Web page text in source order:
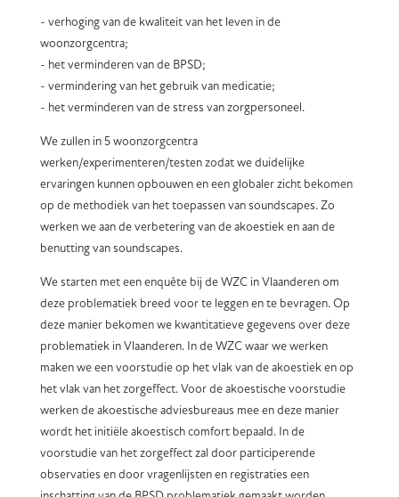
- verhoging van de kwaliteit van het leven in de
woonzorgcentra;
- het verminderen van de BPSD;
- vermindering van het gebruik van medicatie;
- het verminderen van de stress van zorgpersoneel.
We zullen in 5 woonzorgcentra
werken/experimenteren/testen zodat we duidelijke
ervaringen kunnen opbouwen en een globaler zicht bekomen
op de methodiek van het toepassen van soundscapes. Zo
werken we aan de verbetering van de akoestiek en aan de
benutting van soundscapes.
We starten met een enquête bij de WZC in Vlaanderen om
deze problematiek breed voor te leggen en te bevragen. Op
deze manier bekomen we kwantitatieve gegevens over deze
problematiek in Vlaanderen. In de WZC waar we werken
maken we een voorstudie op het vlak van de akoestiek en op
het vlak van het zorgeffect. Voor de akoestische voorstudie
werken de akoestische adviesbureaus mee en deze manier
wordt het initiële akoestisch comfort bepaald. In de
voorstudie van het zorgeffect zal door participerende
observaties en door vragenlijsten en registraties een